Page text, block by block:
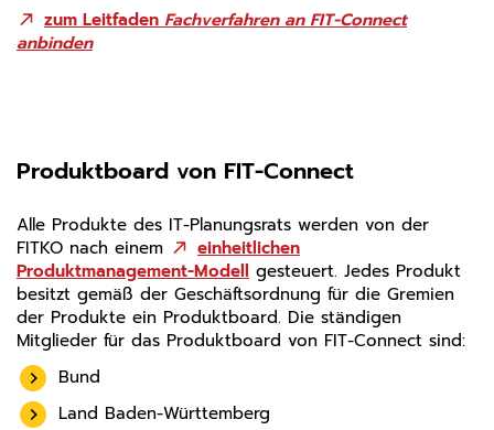
zum Leitfaden Fachverfahren an FIT-Connect
anbinden
Produktboard von FIT-Connect
Alle Produkte des IT-Planungsrats werden von der
FITKO nach einem
einheitlichen
Produktmanagement-Modell gesteuert. Jedes Produkt
besitzt gemäß der Geschäftsordnung für die Gremien
der Produkte ein Produktboard. Die ständigen
Mitglieder für das Produktboard von FIT-Connect sind:
Bund
Land Baden-Württemberg